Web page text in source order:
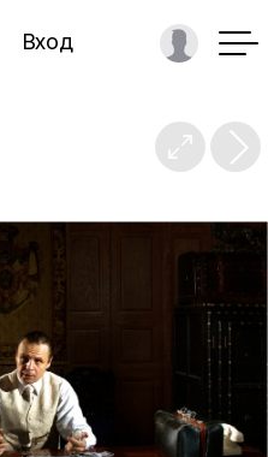
Вход
